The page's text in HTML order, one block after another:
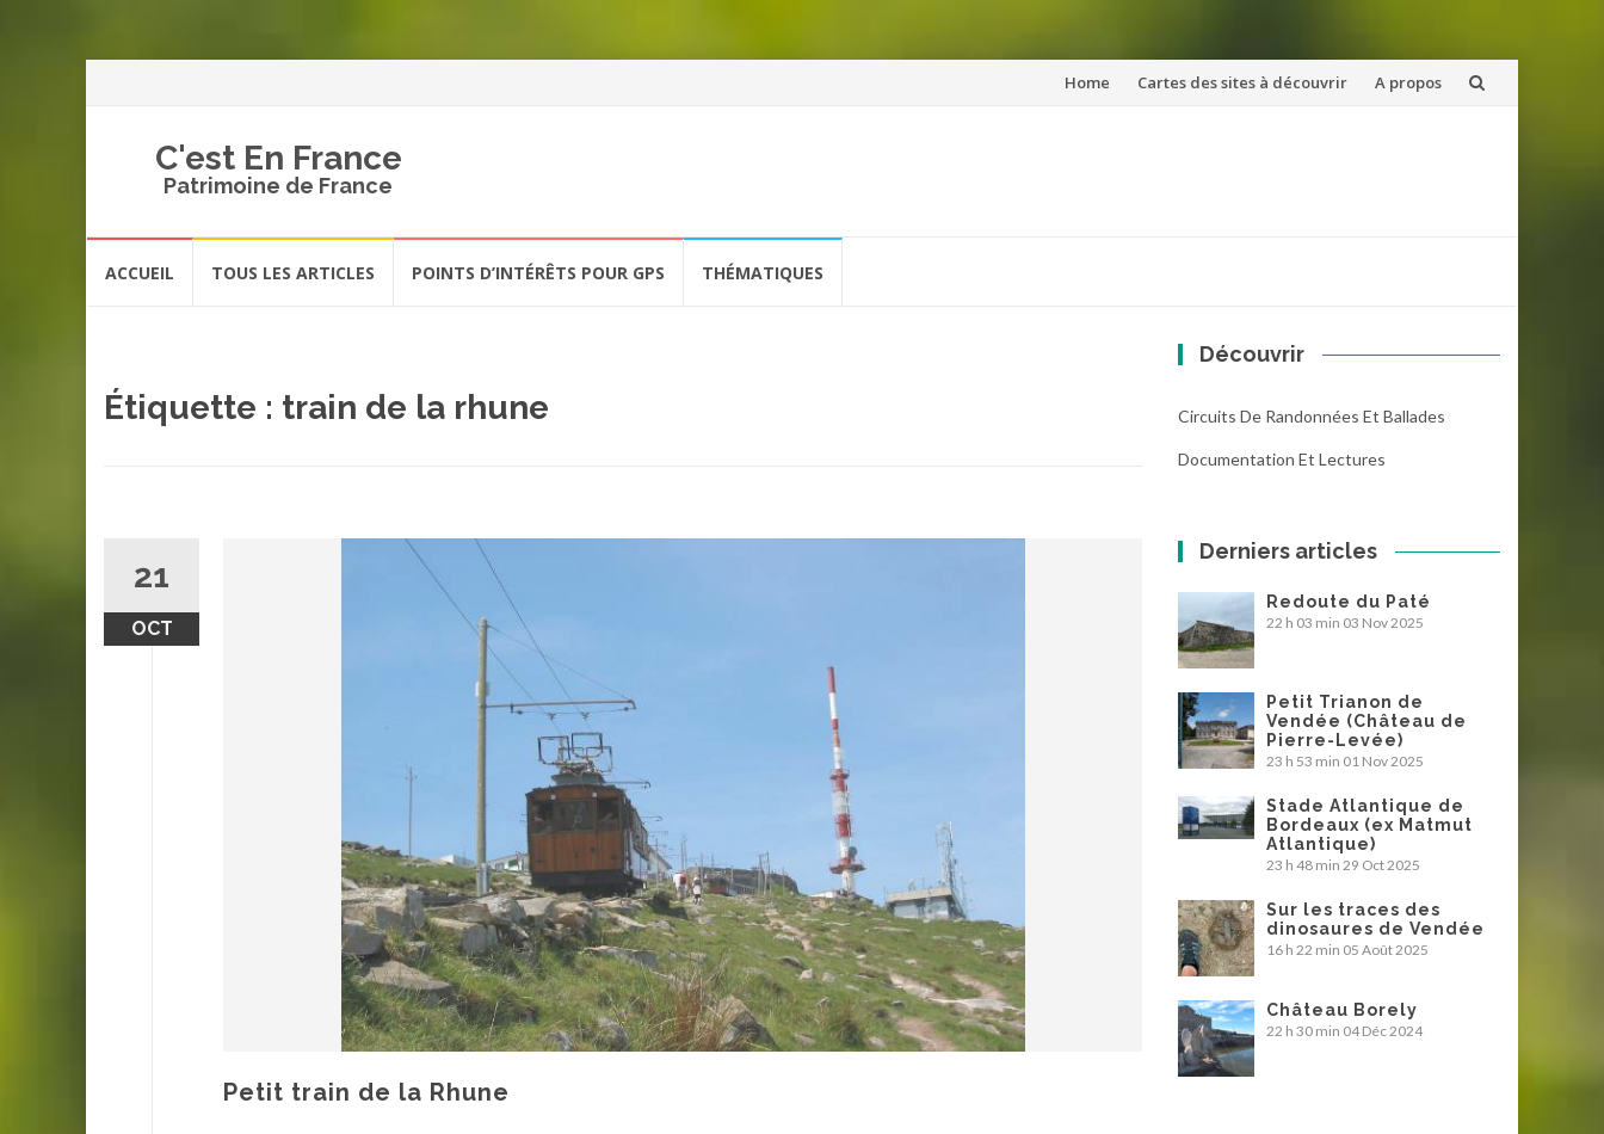
Aller
Home Cartes des sites à découvrir A propos
C'est En France
Patrimoine de France
ACCUEIL TOUS LES ARTICLES POINTS D’INTÉRÊTS POUR GPS THÉMATIQUES
Étiquette : train de la rhune
21
OCT
Petit train de la Rhune
Découvrir
Circuits De Randonnées Et Ballades
Documentation Et Lectures
Derniers articles
Redoute du Paté
22 h 03 min 03 Nov 2025
Petit Trianon de
Vendée (Château de
Pierre-Levée)
23 h 53 min 01 Nov 2025
Stade Atlantique de
Bordeaux (ex Matmut
Atlantique)
23 h 48 min 29 Oct 2025
Sur les traces des
dinosaures de Vendée
16 h 22 min 05 Août 2025
Château Borely
22 h 30 min 04 Déc 2024